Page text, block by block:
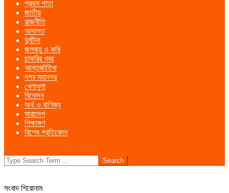
Menu
প্রথম পাতা
জাতীয়
রাজনীতি
আদালত
দুর্ঘটনা
জলবায়ু ও কৃষি
চাকরির খবর
আন্তর্জাতিক
নগর মহানগর
খেলাধুলা
বিনোদন
অর্থ ও বাণিজ্য
সারাদেশ
শিক্ষাঙ্গণ
বিশেষ প্রতিবেদন
Search
সংবাদ শিরোনাম